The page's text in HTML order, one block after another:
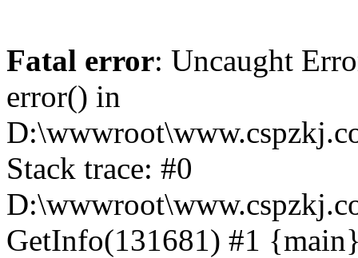
Fatal error: Uncaught
error() in
Stack trace: #0
GetInfo(131681) #1